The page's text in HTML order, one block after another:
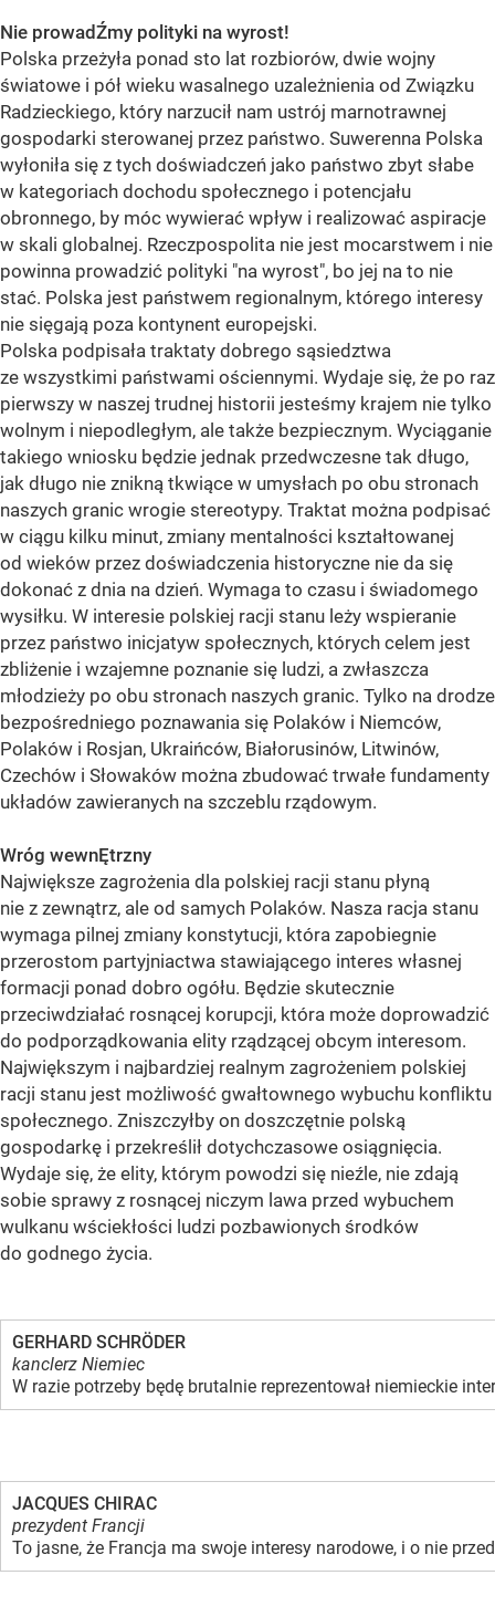
Nie prowadŹmy polityki na wyrost!
Polska przeżyła ponad sto lat rozbiorów, dwie wojny
światowe i pół wieku wasalnego uzależnienia od Związku
Radzieckiego, który narzucił nam ustrój marnotrawnej
gospodarki sterowanej przez państwo. Suwerenna Polska
wyłoniła się z tych doświadczeń jako państwo zbyt słabe
w kategoriach dochodu społecznego i potencjału
obronnego, by móc wywierać wpływ i realizować aspiracje
w skali globalnej. Rzeczpospolita nie jest mocarstwem i nie
powinna prowadzić polityki "na wyrost", bo jej na to nie
stać. Polska jest państwem regionalnym, którego interesy
nie sięgają poza kontynent europejski.
Polska podpisała traktaty dobrego sąsiedztwa
ze wszystkimi państwami ościennymi. Wydaje się, że po raz
pierwszy w naszej trudnej historii jesteśmy krajem nie tylko
wolnym i niepodległym, ale także bezpiecznym. Wyciąganie
takiego wniosku będzie jednak przedwczesne tak długo,
jak długo nie znikną tkwiące w umysłach po obu stronach
naszych granic wrogie stereotypy. Traktat można podpisać
w ciągu kilku minut, zmiany mentalności kształtowanej
od wieków przez doświadczenia historyczne nie da się
dokonać z dnia na dzień. Wymaga to czasu i świadomego
wysiłku. W interesie polskiej racji stanu leży wspieranie
przez państwo inicjatyw społecznych, których celem jest
zbliżenie i wzajemne poznanie się ludzi, a zwłaszcza
młodzieży po obu stronach naszych granic. Tylko na drodze
bezpośredniego poznawania się Polaków i Niemców,
Polaków i Rosjan, Ukraińców, Białorusinów, Litwinów,
Czechów i Słowaków można zbudować trwałe fundamenty
układów zawieranych na szczeblu rządowym.
Wróg wewnĘtrzny
Największe zagrożenia dla polskiej racji stanu płyną
nie z zewnątrz, ale od samych Polaków. Nasza racja stanu
wymaga pilnej zmiany konstytucji, która zapobiegnie
przerostom partyjniactwa stawiającego interes własnej
formacji ponad dobro ogółu. Będzie skutecznie
przeciwdziałać rosnącej korupcji, która może doprowadzić
do podporządkowania elity rządzącej obcym interesom.
Największym i najbardziej realnym zagrożeniem polskiej
racji stanu jest możliwość gwałtownego wybuchu konfliktu
społecznego. Zniszczyłby on doszczętnie polską
gospodarkę i przekreślił dotychczasowe osiągnięcia.
Wydaje się, że elity, którym powodzi się nieźle, nie zdają
sobie sprawy z rosnącej niczym lawa przed wybuchem
wulkanu wściekłości ludzi pozbawionych środków
do godnego życia.
GERHARD SCHRÖDER
kanclerz Niemiec
W razie potrzeby będę brutalnie reprezentował niemieckie
JACQUES CHIRAC
prezydent Francji
To jasne, że Francja ma swoje interesy narodowe, i o nie